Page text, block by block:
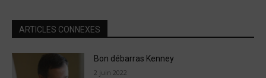
ARTICLES CONNEXES
Bon débarras Kenney
2 juin 2022